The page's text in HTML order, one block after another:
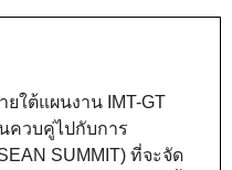
ใต้แผนงาน IMT-GT
ควบคู่ไปกับการ
SUMMIT) ที่จะจัด